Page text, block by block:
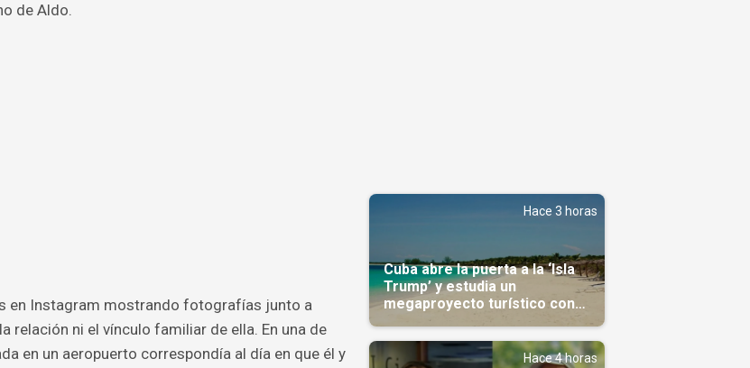
de Aldo.
en Instagram mostrando fotografías junto a
relación ni el vínculo familiar de ella. En una de
en un aeropuerto correspondía al día en que él y
Hace 3 horas
Cuba abre la puerta a la ‘Isla
Trump’ y estudia un
megaproyecto turístico con
capital árabe
Hace 4 horas